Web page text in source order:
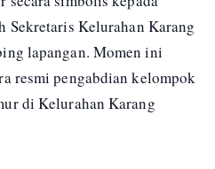
Sekretaris Kelurahan Karang
lapangan. Momen ini
resmi pengabdian kelompok
di Kelurahan Karang